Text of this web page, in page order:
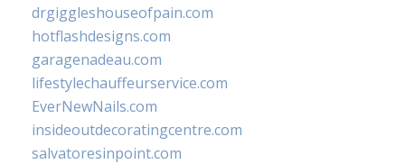
drgiggleshouseofpain.com
hotflashdesigns.com
garagenadeau.com
lifestylechauffeurservice.com
EverNewNails.com
insideoutdecoratingcentre.com
salvatoresinpoint.com